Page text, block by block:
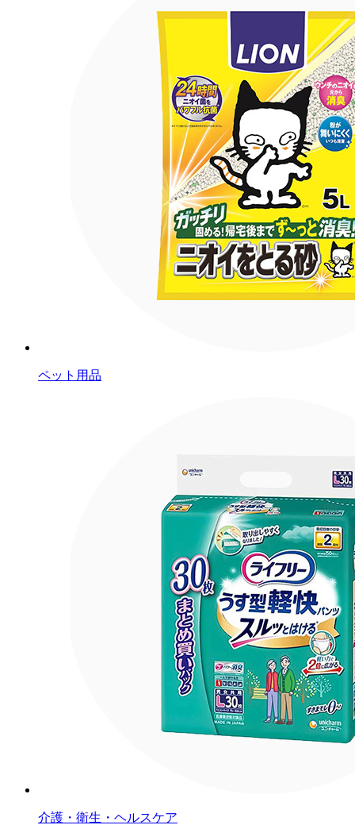
ペット用品
介護・衛生・ヘルスケア